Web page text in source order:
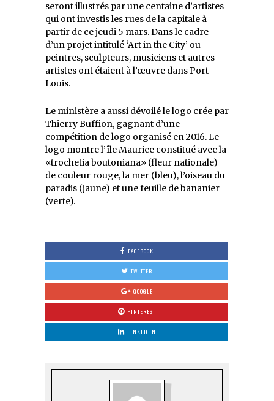
seront illustrés par une centaine d’artistes
qui ont investis les rues de la capitale à
partir de ce jeudi 5 mars. Dans le cadre
d’un projet intitulé ‘Art in the City’ ou
peintres, sculpteurs, musiciens et autres
artistes ont étaient à l’œuvre dans Port-
Louis.
Le ministère a aussi dévoilé le logo crée par
Thierry Buffion, gagnant d’une
compétition de logo organisé en 2016. Le
logo montre l’île Maurice constitué avec la
«trochetia boutoniana» (fleur nationale)
de couleur rouge, la mer (bleu), l’oiseau du
paradis (jaune) et une feuille de bananier
(verte).
FACEBOOK
TWITTER
GOOGLE
PINTEREST
LINKED IN